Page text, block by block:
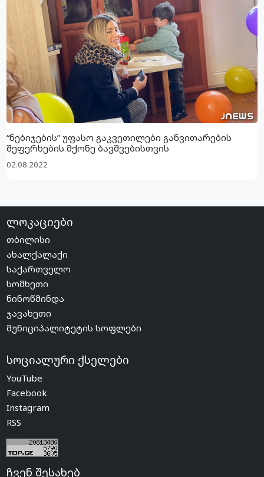
“ნებიჯების” უფასო გაკვეთილები განვითარების
შეფერხების მქონე ბავშვებისთვის
02.08.2022
ლოკაციები
თბილისი
ახალქალაქი
საქართველო
სომხეთი
ნინოწმინდა
ჯავახეთი
მუნიციპალიტეტის სოფლები
სოციალური ქსელები
YouTube
Facebook
Instagram
RSS
ჩვენ შესახებ